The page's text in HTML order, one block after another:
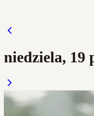
niedziela, 19